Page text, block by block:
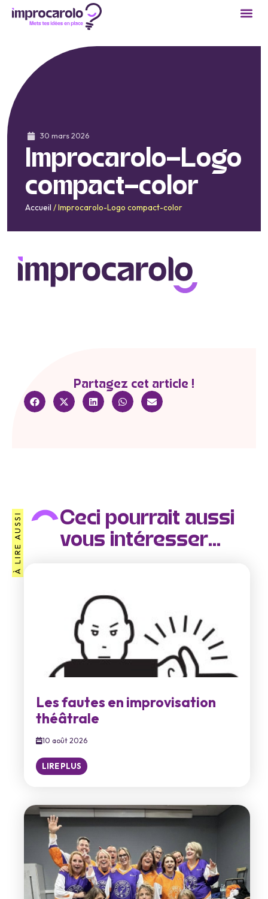
30 mars 2026
Improcarolo-Logo
compact-color
Accueil /Improcarolo-Logo compact-color
Partagez cet article !
À LIRE AUSSI
Ceci pourrait aussi
vous intéresser...
Les fautes en improvisation
théâtrale
10 août 2026
LIRE PLUS